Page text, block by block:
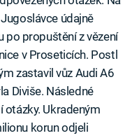
údajně
po propuštění z vězení
v Proseticích. Postl
zastavil vůz Audi A6
Diviše. Následné
otázky. Ukradeným
korun odjeli